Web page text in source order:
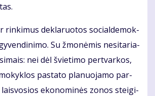
rin­ki­mus de­kla­ruo­tos so­cial­de­mok­
Su žmo­nė­mis ne­si­ta­ria­
nei dėl švie­ti­mo per­tvar­kos,
pa­sta­to pla­nuo­ja­mo par­
lais­vo­sios eko­no­mi­nės zo­nos stei­gi­